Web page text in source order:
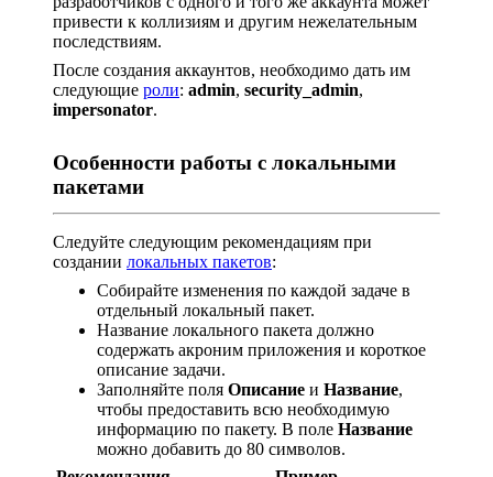
привести к коллизиям и другим нежелательным
последствиям.
После создания аккаунтов, необходимо дать им
следующие роли: admin, security_admin,
impersonator.
Особенности работы с локальными
пакетами
Следуйте следующим рекомендациям при
создании локальных пакетов:
Собирайте изменения по каждой задаче в
отдельный локальный пакет.
Название локального пакета должно
содержать акроним приложения и короткое
описание задачи.
Заполняйте поля Описание и Название,
чтобы предоставить всю необходимую
информацию по пакету. В поле Название
можно добавить до 80 символов.